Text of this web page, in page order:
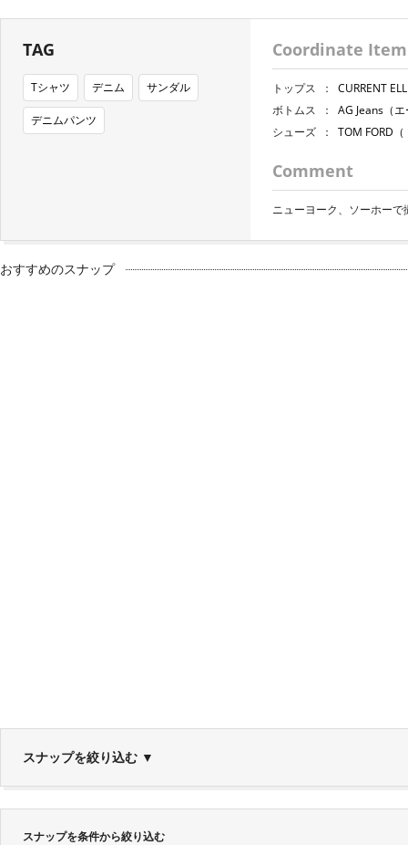
TAG
Tシャツ デニム サンダル
デニムパンツ
Coordinate Item
トップス ：
CURRENT
ボトムス
：
AG Jeans（
シューズ
： TOM FORD
Comment
ニューヨーク、ソーホーで
おすすめのスナップ
スナップを絞り込む ▼
スナップを条件から絞り込む